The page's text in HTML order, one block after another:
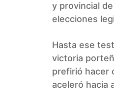
y provincial
elecciones
Hasta ese
victoria
prefirió hacer
aceleró hacia